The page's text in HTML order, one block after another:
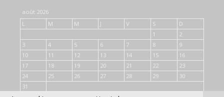
août 2026
L
M M J V S
D
1
2
3
4 5 6 7 8
9
10
11 12 13 14 15
16
17
18 19 20 21 22
23
24
25 26 27 28 29
30
31